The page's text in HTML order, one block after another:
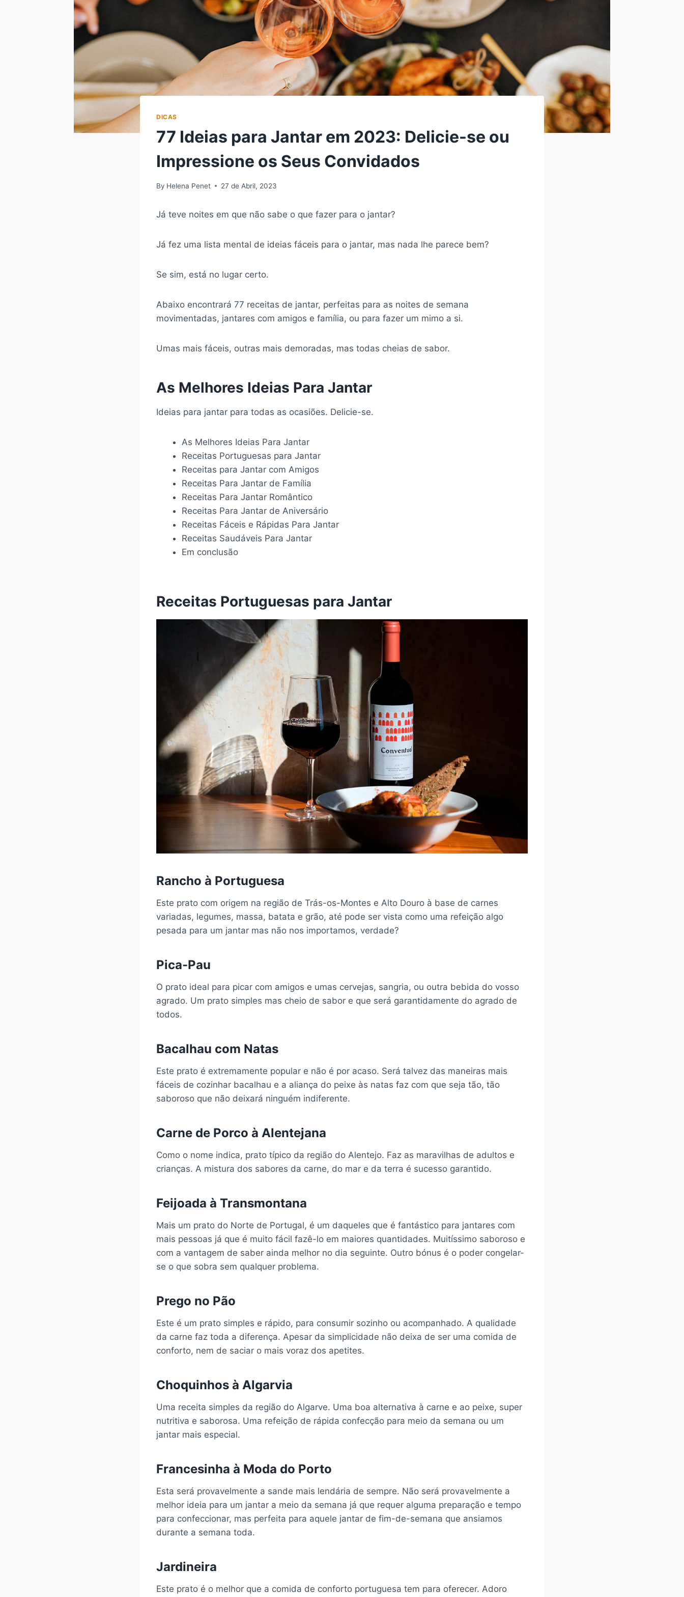
DICAS
77 Ideias para Jantar em 2023: Delicie-se ou
Impressione os Seus Convidados
By Helena Penet 27 de Abril, 2023
Já teve noites em que não sabe o que fazer para o jantar?
Já fez uma lista mental de ideias fáceis para o jantar, mas nada lhe parece bem?
Se sim, está no lugar certo.
Abaixo encontrará 77 receitas de jantar, perfeitas para as noites de semana
movimentadas, jantares com amigos e família, ou para fazer um mimo a si.
Umas mais fáceis, outras mais demoradas, mas todas cheias de sabor.
As Melhores Ideias Para Jantar
Ideias para jantar para todas as ocasiões. Delicie-se.
As Melhores Ideias Para Jantar
Receitas Portuguesas para Jantar
Receitas para Jantar com Amigos
Receitas Para Jantar de Família
Receitas Para Jantar Romântico
Receitas Para Jantar de Aniversário
Receitas Fáceis e Rápidas Para Jantar
Receitas Saudáveis Para Jantar
Em conclusão
Receitas Portuguesas para Jantar
Rancho à Portuguesa
Este prato com origem na região de Trás-os-Montes e Alto Douro à base de carnes
variadas, legumes, massa, batata e grão, até pode ser vista como uma refeição algo
pesada para um jantar mas não nos importamos, verdade?
Pica-Pau
O prato ideal para picar com amigos e umas cervejas, sangria, ou outra bebida do vosso
agrado. Um prato simples mas cheio de sabor e que será garantidamente do agrado de
todos.
Bacalhau com Natas
Este prato é extremamente popular e não é por acaso. Será talvez das maneiras mais
fáceis de cozinhar bacalhau e a aliança do peixe às natas faz com que seja tão, tão
saboroso que não deixará ninguém indiferente.
Carne de Porco à Alentejana
Como o nome indica, prato típico da região do Alentejo. Faz as maravilhas de adultos e
crianças. A mistura dos sabores da carne, do mar e da terra é sucesso garantido.
Feijoada à Transmontana
Mais um prato do Norte de Portugal, é um daqueles que é fantástico para jantares com
mais pessoas já que é muito fácil fazê-lo em maiores quantidades. Muitíssimo saboroso e
com a vantagem de saber ainda melhor no dia seguinte. Outro bónus é o poder congelar-
se o que sobra sem qualquer problema.
Prego no Pão
Este é um prato simples e rápido, para consumir sozinho ou acompanhado. A qualidade
da carne faz toda a diferença. Apesar da simplicidade não deixa de ser uma comida de
conforto, nem de saciar o mais voraz dos apetites.
Choquinhos à Algarvia
Uma receita simples da região do Algarve. Uma boa alternativa à carne e ao peixe, super
nutritiva e saborosa. Uma refeição de rápida confecção para meio da semana ou um
jantar mais especial.
Francesinha à Moda do Porto
Esta será provavelmente a sande mais lendária de sempre. Não será provavelmente a
melhor ideia para um jantar a meio da semana já que requer alguma preparação e tempo
para confeccionar, mas perfeita para aquele jantar de fim-de-semana que ansiamos
durante a semana toda.
Jardineira
Este prato é o melhor que a comida de conforto portuguesa tem para oferecer. Adoro